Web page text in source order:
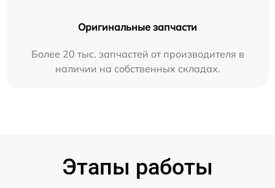
Оригинальные запчасти
Более 20 тыс. запчастей от производителя в
наличии на собственных складах.
Этапы работы